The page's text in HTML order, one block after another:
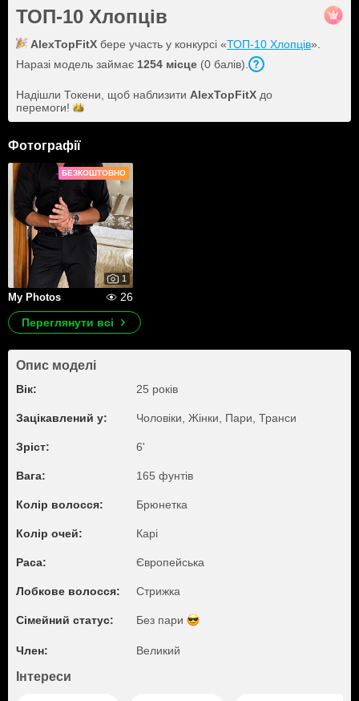
ТОП-10 Хлопців
AlexTopFitX бере участь у конкурсі «ТОП-10 Хлопців».
Наразі модель займає 1254 місце (0 балів).
Надішли Токени, щоб наблизити AlexTopFitX до
перемоги!
Фотографії
БЕЗКОШТОВНО
1
My Photos
26
Переглянути всі
Опис моделі
Вік: 25 років
Зацікавлений у: Чоловіки, Жiнки, Пари, Транси
Зріст: 6'
Вага: 165 фунтів
Колір волосся: Брюнетка
Колір очей: Карі
Раса: Європейська
Лобкове волосся: Стрижка
Сімейний статус: Без пари
Член: Великий
Інтереси